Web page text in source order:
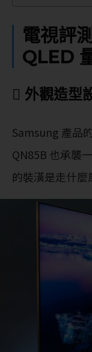
電視評
QLED
 外觀造型
Samsung 產品
QN85B 也承襲
的裝潢是走什麼